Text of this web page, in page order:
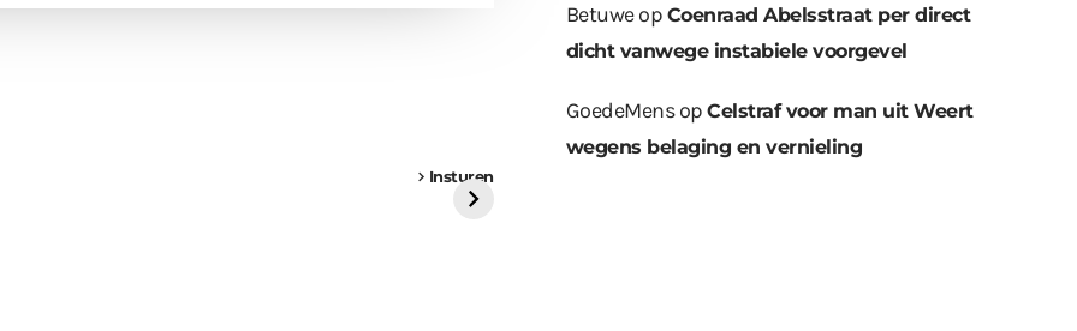
Insturen
Nieuwe bomen
Wat er in kan, kan er
Betuweop Coenraad Abelsstraat per direct
dicht vanwege instabiele voorgevel
GoedeMensopCelstraf voor man uit Weert
wegens belaging en vernieling